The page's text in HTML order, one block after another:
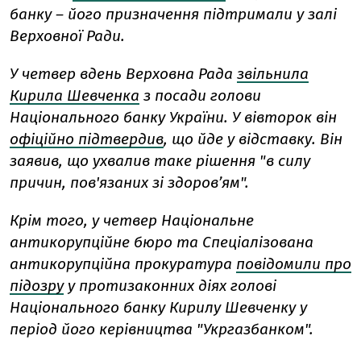
банку – його призначення підтримали у залі
Верховної Ради.
У четвер вдень Верховна Рада звільнила
Кирила Шевченка з посади голови
Національного банку України. У вівторок він
офіційно підтвердив, що йде у відставку. Він
заявив, що ухвалив таке рішення "в силу
причин, пов'язаних зі здоров’ям".
Крім того, у четвер Національне
антикорупційне бюро та Спеціалізована
антикорупційна прокуратура повідомили про
підозруу протизаконних діях голові
Національного банку Кирилу Шевченку у
період його керівництва "Укргазбанком".